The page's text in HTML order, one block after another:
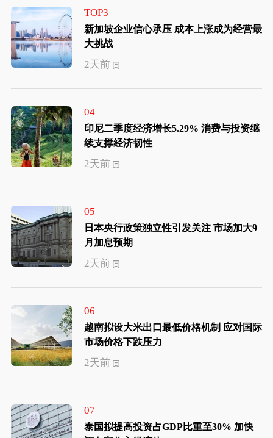
TOP3
新加坡企业信心承压 成本上涨成为经营最
大挑战
2天前
04
印尼二季度经济增长5.29% 消费与投资继
续支撑经济韧性
2天前
05
日本央行政策独立性引发关注 市场加大9
月加息预期
2天前
06
越南拟设大米出口最低价格机制 应对国际
市场价格下跌压力
2天前
07
泰国拟提高投资占GDP比重至30% 加快